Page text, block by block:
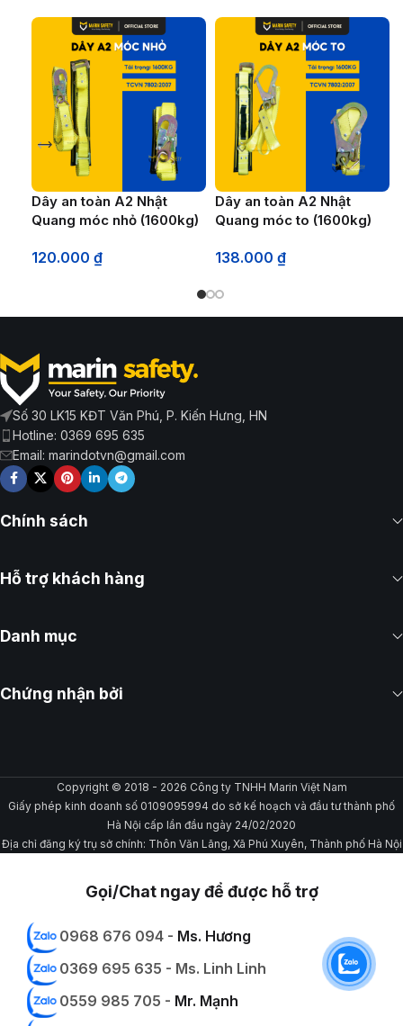
Dây an toàn A2 Nhật
Quang móc nhỏ (1600kg)
120.000 ₫
Dây an toàn A2 Nhật
Quang móc to (1600kg)
138.000 ₫
Số 30 LK15 KĐT Văn Phú, P. Kiến Hưng, HN
Hotline: 0369 695 635
Email: marindotvn@gmail.com
Chính sách
Hỗ trợ khách hàng
Danh mục
Chứng nhận bởi
Copyright © 2018 - 2026 Công ty TNHH Marin Việt Nam
Giấy phép kinh doanh số 0109095994 do sở kế hoạch và đầu tư thành phố
Hà Nội cấp lần đầu ngày 24/02/2020
Địa chỉ đăng ký trụ sở chính: Thôn Văn Lãng, Xã Phú Xuyên, Thành phố Hà Nội
Gọi/Chat ngay để được hỗ trợ
0968 676 094 - Ms. Hương
0369 695 635 - Ms. Linh Linh
0559 985 705 - Mr. Mạnh